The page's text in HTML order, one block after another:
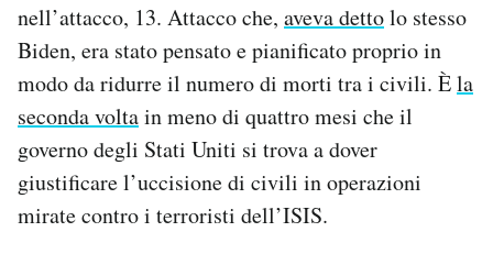
nell’attacco, 13. Attacco che, aveva dettolo stesso
Biden, era stato pensato e pianificato proprio in
modo da ridurre il numero di morti tra i civili. Èla
seconda voltain meno di quattro mesi che il
governo degli Stati Uniti si trova a dover
giustificare l’uccisione di civili in operazioni
mirate contro i terroristi dell’ISIS.